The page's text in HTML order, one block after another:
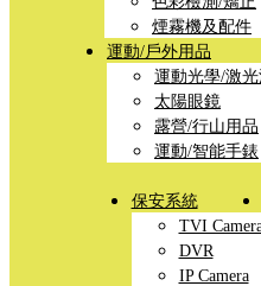
煙霧機及配件
運動/戶外用品
運動光學/激
太陽眼鏡
露營/行山用品
運動/智能手錶
保安系統
TVI
DVR
IP Camera